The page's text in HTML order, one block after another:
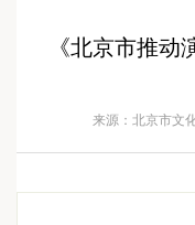
《北京市推动
来源：北京市文